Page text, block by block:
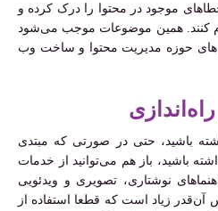
موجود در محتوا را درک کرده و
کنند. همین موضوعات موجب می‌شود
حوزه مدیریت محتوا و ساخت وب
باشید، حتی در صورتی که مبتدی
باشید، باز هم می‌توانید از خدمات
نوشتاری، تصویری و ویدئویی
زیاد است که قطعا استفاده از